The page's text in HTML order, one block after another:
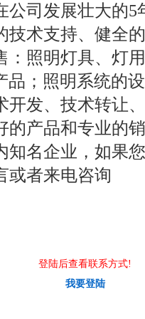
公司发展壮大的
技术支持、健全
：照明灯具、灯
品；照明系统的
开发、技术转让
的产品和专业的
知名企业，如果
或者来电咨询
登陆后查看联系方式!
我要登陆